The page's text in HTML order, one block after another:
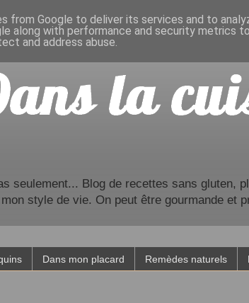
seulement... Blog de recettes sans
style de vie. On peut être gourmande et
Dans mon placard Remèdes naturels
from Google to deliver its services and to
along with performance and security metrics
and address abuse.